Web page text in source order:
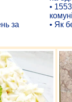
за
•
• Як